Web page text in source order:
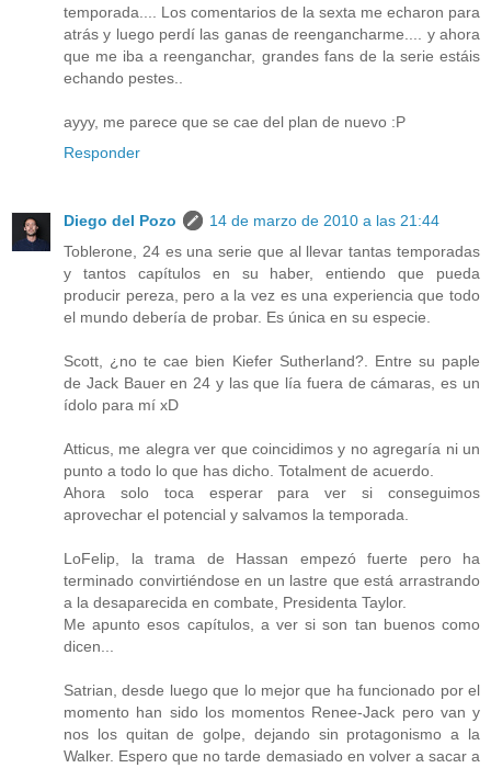
temporada.... Los comentarios de la sexta me echaron para
atrás y luego perdí las ganas de reengancharme.... y ahora
que me iba a reenganchar, grandes fans de la serie estáis
echando pestes..
ayyy, me parece que se cae del plan de nuevo :P
Responder
Diego del Pozo
14 de marzo de 2010 a las 21:44
Toblerone, 24 es una serie que al llevar tantas temporadas
y tantos capítulos en su haber, entiendo que pueda
producir pereza, pero a la vez es una experiencia que todo
el mundo debería de probar. Es única en su especie.
Scott, ¿no te cae bien Kiefer Sutherland?. Entre su paple
de Jack Bauer en 24 y las que lía fuera de cámaras, es un
ídolo para mí xD
Atticus, me alegra ver que coincidimos y no agregaría ni un
punto a todo lo que has dicho. Totalment de acuerdo.
Ahora solo toca esperar para ver si conseguimos
aprovechar el potencial y salvamos la temporada.
LoFelip, la trama de Hassan empezó fuerte pero ha
terminado convirtiéndose en un lastre que está arrastrando
a la desaparecida en combate, Presidenta Taylor.
Me apunto esos capítulos, a ver si son tan buenos como
dicen...
Satrian, desde luego que lo mejor que ha funcionado por el
momento han sido los momentos Renee-Jack pero van y
nos los quitan de golpe, dejando sin protagonismo a la
Walker. Espero que no tarde demasiado en volver a sacar a